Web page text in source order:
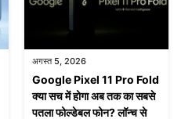
अगस्त 5, 2026
Google Pixel 11 Pro Fold
क्या सच में होगा अब तक का सबसे
पतला फोल्डेबल फोन? लॉन्च से